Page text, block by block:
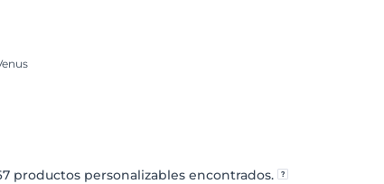
productos personalizables encontrados.